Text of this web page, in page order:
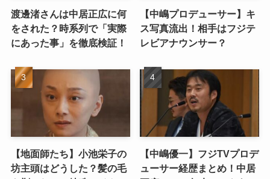
渡邊渚さんは中居正広に何
をされた？時系列で「実際
にあった事」を徹底検証！
【中嶋プロデューサー】キ
ス写真流出！相手はフジテ
レビアナウンサー？
【地面師たち】小池栄子の
坊主頭はどうした？髪の毛
【中嶋優一】フジTVプロデ
ューサー経歴まとめ！中居